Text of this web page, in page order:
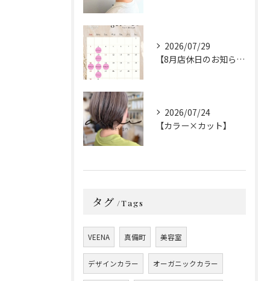
2026/07/29
【8月店休日のお知らせ】
2026/07/24
【カラー×カット】
タグ Tags
VEENA 真備町 美容室
デザインカラー オーガニックカラー